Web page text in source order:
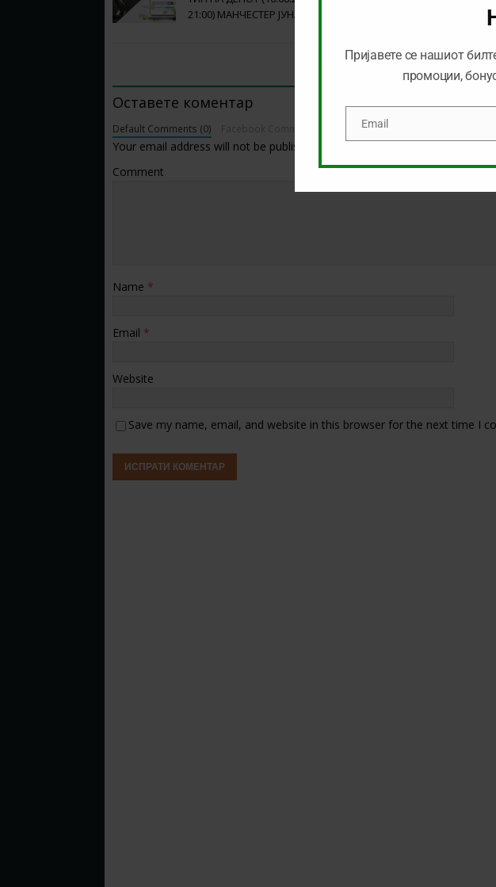
21:00) МАНЧЕСТЕР ЈУНАЈТЕД – ФУЛАМ
Оставете коментар
Default Comments (0)
Your email address will not be published.
Comment
Name *
Email *
Website
Save my name, email, and website in this browser for the next time I
Пријавете се нашиот
промоции,
EmailEmail